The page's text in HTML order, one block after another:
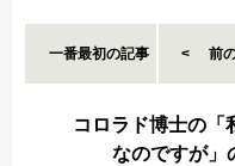
一番最初の記事 前
コロラド博士の「
なのですが」